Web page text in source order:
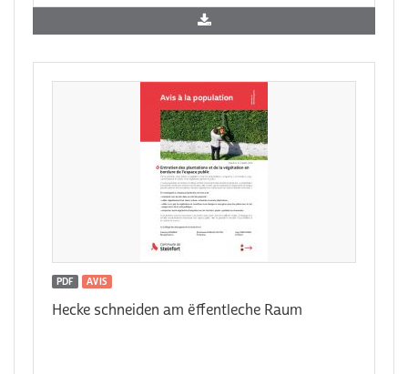
PDF AVIS
Hecke schneiden am ëffentleche Raum